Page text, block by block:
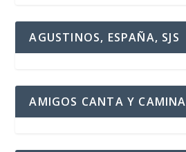
AGUSTINOS, ESPAÑA, SJS
AMIGOS CANTA Y CAMINA